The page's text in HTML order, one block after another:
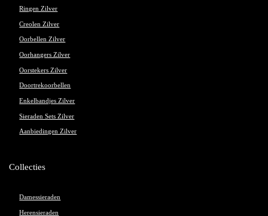
Ringen Zilver
Creolen Zilver
Oorbellen Zilver
Oorhangers Zilver
Oorstekers Zilver
Doortrekoorbellen
Enkelbandjes Zilver
Sieraden Sets Zilver
Aanbiedingen Zilver
Collecties
Damessieraden
Herensieraden